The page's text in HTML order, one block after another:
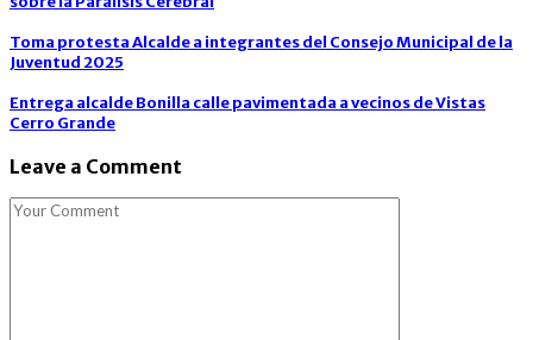
Toma protesta Alcalde a integrantes del Consejo Municipal de la
Juventud 2025
Entrega alcalde Bonilla calle pavimentada a vecinos de Vistas
Cerro Grande
Leave a Comment